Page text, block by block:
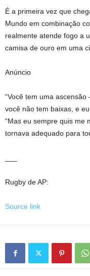
É a primeira vez que
Mundo em combinação
realmente atende fogo a
camisa de ouro em uma
Anúncio
“Você tem uma
você não tem baixas, e
“Mas eu sempre quis me
tornava adequado para
Rugby de AP:
Source link